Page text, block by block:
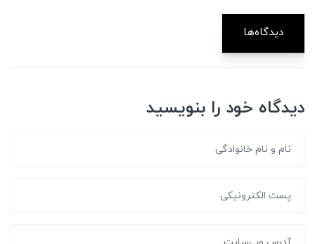
دیدگاه‌ها
دیدگاه خود را بنویسید